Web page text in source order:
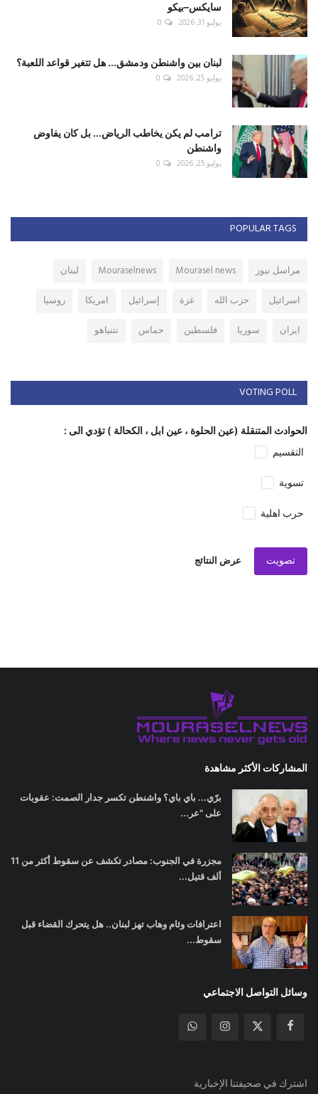
سايكس–بيكو
يوليو 31, 2026 0
لبنان بين واشنطن ودمشق... هل تتغير قواعد اللعبة؟
يوليو 25, 2026 0
ترامب لم يكن يخاطب الرياض... بل كان يفاوض
واشنطن
يوليو 25, 2026 0
POPULAR TAGS
مراسل نيوز Mourasel news
Mouraselnews
لبنان
اسرائيل
حزب الله غزة إسرائيل امريكا
روسيا
ايران
سوريا فلسطين حماس نتنياهو
VOTING POLL
الحوادث المتنقلة (عين الحلوة ، عين ابل ، الكحالة ) تؤدي الى :
التقسيم
تسوية
حرب اهلية
تصويت عرض النتائج
المشاركات الأكثر مشاهدة
برّي... باي باي؟ واشنطن تكسر جدار الصمت: عقوبات
على "عر...
مجزرة في الجنوب: مصادر تكشف عن سقوط أكثر من 11
ألف قتيل...
اعترافات وئام وهاب تهز لبنان.. هل يتحرك القضاء قبل
سقوط...
وسائل التواصل الاجتماعي
اشترك في صحيفتنا الإخبارية